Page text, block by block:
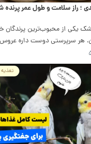
؛ راز سلامت و طول عمر پرنده
یکی از محبوب‌ترین پرندگان
هر سرپرستی دوست داره عروس
نشاط...
تغذیه